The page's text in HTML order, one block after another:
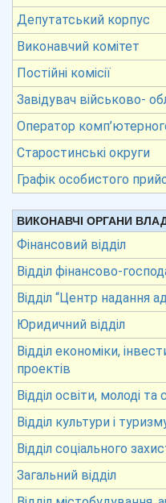
Депутатський корпус
Виконавчий комітет
Постійні комісії
Завідувач військово-
Оператор
Старостинські округи
Графік особистого
ВИКОНАВЧІ ОРГАНИ
Фінансовий відділ
Відділ фінансово-
Відділ “Центр надання
Юридичний відділ
Відділ економіки,
проектів
Відділ освіти, молоді та
Відділ культури і
Відділ соціального
Загальний відділ